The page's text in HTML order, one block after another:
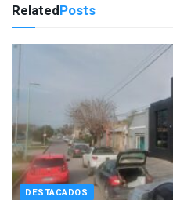
RelatedPosts
DESTACADOS